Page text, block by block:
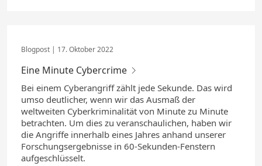
17. Oktober 2022
Eine Minute Cybercrime
Bei einem Cyberangriff zählt jede Sekunde. Das wird
umso deutlicher, wenn wir das Ausmaß der
weltweiten Cyberkriminalität von Minute zu Minute
betrachten. Um dies zu veranschaulichen, haben wir
die Angriffe innerhalb eines Jahres anhand unserer
Forschungsergebnisse in 60-Sekunden-Fenstern
aufgeschlüsselt.